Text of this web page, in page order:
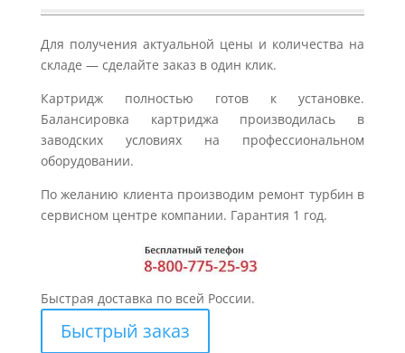
Для получения актуальной цены и количества на
складе — сделайте заказ в один клик.
Картридж полностью готов к установке.
Балансировка картриджа производилась в
заводских условиях на профессиональном
оборудовании.
По желанию клиента производим ремонт турбин в
сервисном центре компании. Гарантия 1 год.
Быстрая доставка по всей России.
Быстрый заказ